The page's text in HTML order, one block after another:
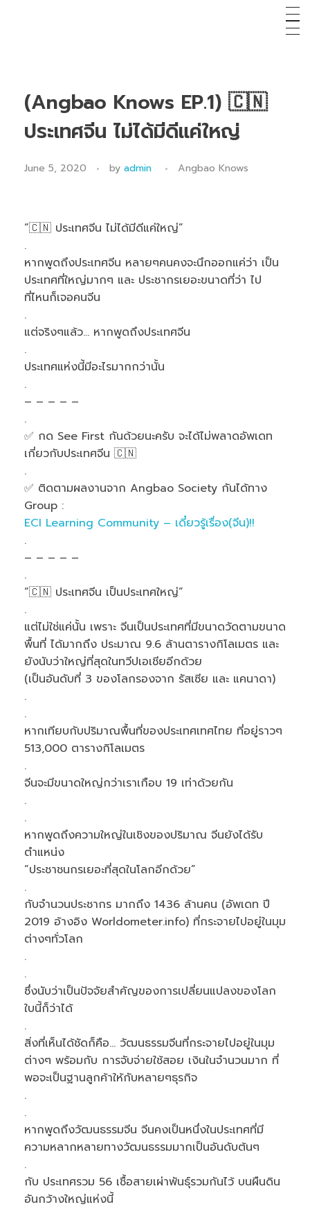
(Angbao Knows EP.1) 🇨🇳
ประเทศจีน ไม่ได้มีดีแค่ใหญ่
June 5, 2020 by admin Angbao Knows
“🇨🇳 ประเทศจีน ไม่ได้มีดีแค่ใหญ่”
.
หากพูดถึงประเทศจีน หลายๆคนคงจะนึกออกแค่ว่า เป็น
ประเทศที่ใหญ่มากๆ และ ประชากรเยอะขนาดที่ว่า ไป
ที่ไหนก็เจอคนจีน
.
แต่จริงๆแล้ว… หากพูดถึงประเทศจีน
.
ประเทศแห่งนี้มีอะไรมากกว่านั้น
.
– – – – –
.
✅ กด See First กันด้วยนะครับ จะได้ไม่พลาดอัพเดท
เกี่ยวกับประเทศจีน 🇨🇳
.
✅ ติดตามผลงานจาก Angbao Society กันได้ทาง
Group :
ECI Learning Community – เดี๋ยวรู้เรื่อง(จีน)!!
.
– – – – –
.
“🇨🇳 ประเทศจีน เป็นประเทศใหญ่”
.
แต่ไม่ใช่แค่นั้น เพราะ จีนเป็นประเทศที่มีขนาดวัดตามขนาด
พื้นที่ ได้มากถึง ประมาณ 9.6 ล้านตารางกิโลเมตร และ
ยังนับว่าใหญ่ที่สุดในทวีปเอเชียอีกด้วย
(เป็นอันดับที่ 3 ของโลกรองจาก รัสเซีย และ แคนาดา)
.
.
หากเทียบกับปริมาณพื้นที่ของประเทศเทศไทย ที่อยู่ราวๆ
513,000 ตารางกิโลเมตร
.
จีนจะมีขนาดใหญ่กว่าเราเกือบ 19 เท่าด้วยกัน
.
.
หากพูดถึงความใหญ่ในเชิงของปริมาณ จีนยังได้รับ
ตำแหน่ง
“ประชาชนกรเยอะที่สุดในโลกอีกด้วย”
.
กับจำนวนประชากร มากถึง 1436 ล้านคน (อัพเดท ปี
2019 อ้างอิง Worldometer.info) ที่กระจายไปอยู่ในมุม
ต่างๆทั่วโลก
.
.
ซึ่งนับว่าเป็นปัจจัยสำคัญของการเปลี่ยนแปลงของโลก
ใบนี้ก็ว่าได้
.
สิ่งที่เห็นได้ชัดก็คือ… วัฒนธรรมจีนที่กระจายไปอยู่ในมุม
ต่างๆ พร้อมกับ การจับจ่ายใช้สอย เงินในจำนวนมาก ที่
พอจะเป็นฐานลูกค้าให้กับหลายๆธุรกิจ
.
.
หากพูดถึงวัฒนธรรมจีน จีนคงเป็นหนึ่งในประเทศที่มี
ความหลากหลายทางวัฒนธรรมมากเป็นอันดับต้นๆ
.
กับ ประเทศรวม 56 เชื้อสายเผ่าพันธุ์รวมกันไว้ บนผืนดิน
อันกว้างใหญ่แห่งนี้